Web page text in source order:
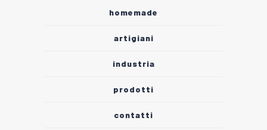
homemade
artigiani
industria
prodotti
contatti